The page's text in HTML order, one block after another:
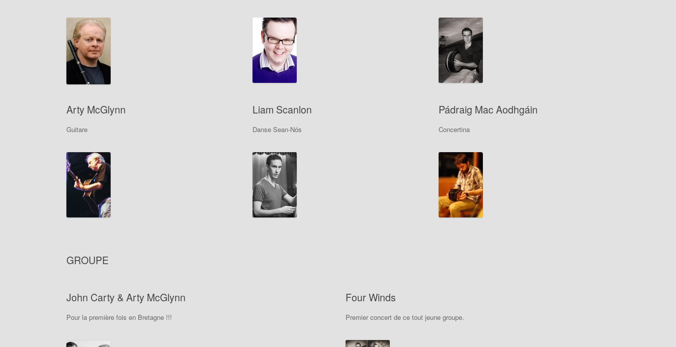
Arty McGlynn
Guitare
Liam Scanlon
Danse Sean-Nós
Pádraig Mac Aodhgáin
Concertina
GROUPE
John Carty & Arty McGlynn
Pour la première fois en Bretagne !!!
Four Winds
Premier concert de ce tout jeune groupe.